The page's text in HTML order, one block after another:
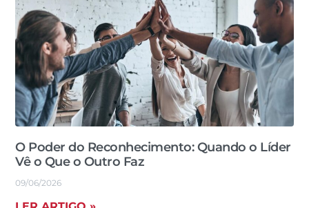
O Poder do Reconhecimento: Quando o Líder
Vê o Que o Outro Faz
09/06/2026